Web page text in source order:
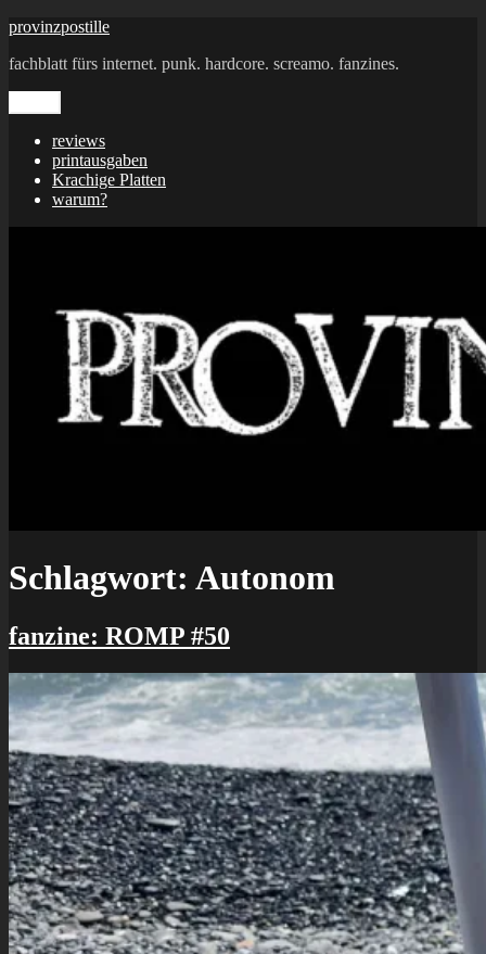
Zum
springen
provinzpostille
fachblatt fürs internet. punk. hardcore. screamo. fanzines.
reviews
printausgaben
Krachige Platten
warum?
Schlagwort: Autonom
fanzine: ROMP #50